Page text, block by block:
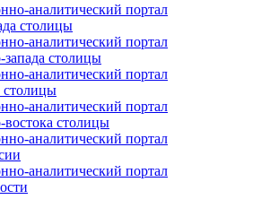
аналитический портал
столицы
аналитический портал
столицы
аналитический портал
столицы
аналитический портал
столицы
аналитический портал
аналитический портал